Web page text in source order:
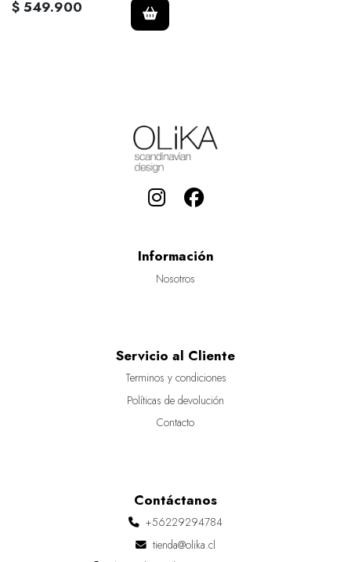
$ 549.900
Información
Nosotros
Servicio al Cliente
Terminos y condiciones
Políticas de devolución
Contacto
Contáctanos
+56229294784
tienda@olika.cl